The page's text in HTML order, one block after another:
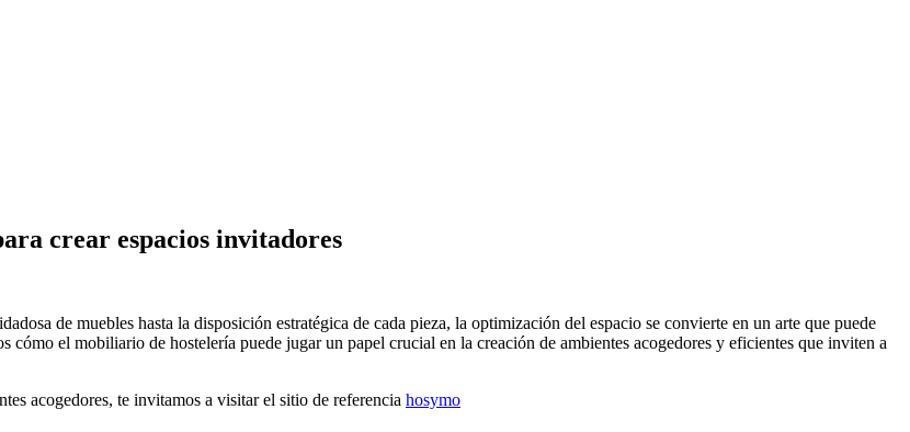
crear espacios invitadores
de muebles hasta la disposición estratégica de cada pieza, la optimización del espacio se convierte en un arte que puede
el mobiliario de hostelería puede jugar un papel crucial en la creación de ambientes acogedores y eficientes que inviten a
acogedores, te invitamos a visitar el sitio de referencia hosymo